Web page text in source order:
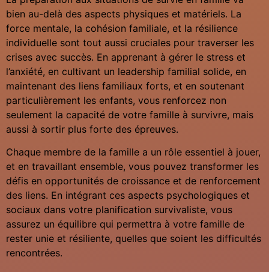
bien au-delà des aspects physiques et matériels. La
force mentale, la cohésion familiale, et la résilience
individuelle sont tout aussi cruciales pour traverser les
crises avec succès. En apprenant à gérer le stress et
l’anxiété, en cultivant un leadership familial solide, en
maintenant des liens familiaux forts, et en soutenant
particulièrement les enfants, vous renforcez non
seulement la capacité de votre famille à survivre, mais
aussi à sortir plus forte des épreuves.
Chaque membre de la famille a un rôle essentiel à jouer,
et en travaillant ensemble, vous pouvez transformer les
défis en opportunités de croissance et de renforcement
des liens. En intégrant ces aspects psychologiques et
sociaux dans votre planification survivaliste, vous
assurez un équilibre qui permettra à votre famille de
rester unie et résiliente, quelles que soient les difficultés
rencontrées.